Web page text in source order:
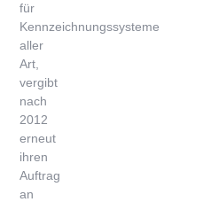
für
Kennzeichnungssysteme
aller
Art,
vergibt
nach
2012
erneut
ihren
Auftrag
an